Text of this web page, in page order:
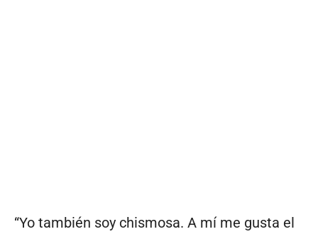
“Yo también soy chismosa. A mí me gusta el